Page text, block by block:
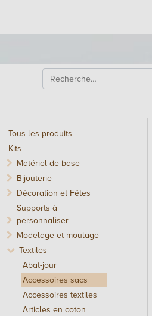
Tous les produits
Kits
Matériel de base
Bijouterie
Décoration et Fêtes
Supports à
personnaliser
Modelage et moulage
Textiles
Abat-jour
Accessoires sacs
Accessoires textiles
Articles en coton